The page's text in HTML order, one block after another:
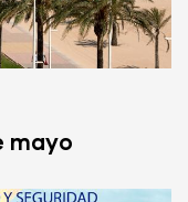
mayo